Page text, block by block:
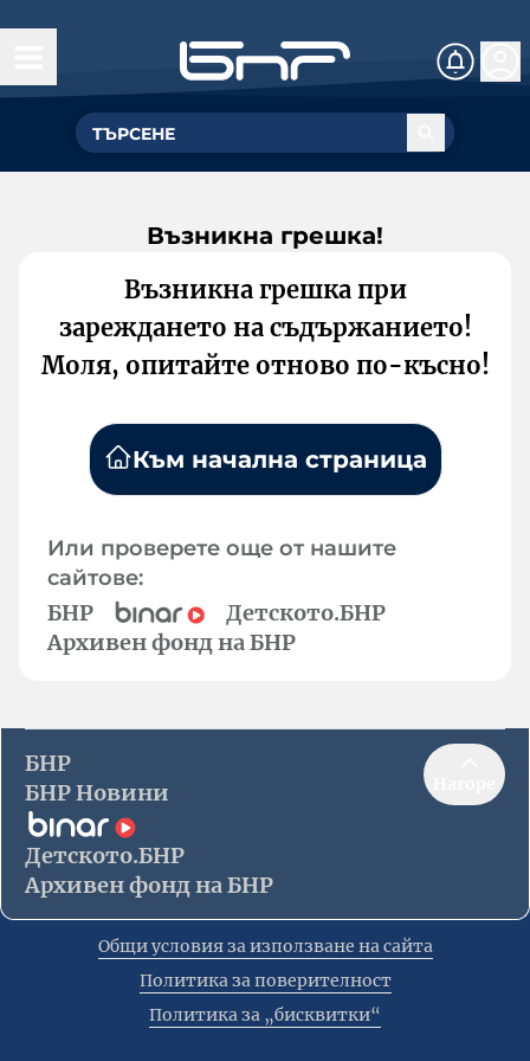
Възникна грешка!
Възникна грешка при
зареждането на съдържанието!
Моля, опитайте отново по-късно!
Към начална страница
Или проверете още от нашите
сайтове:
БНР
Детското.БНР
Архивен фонд на БНР
БНР
БНР Новини
Детското.БНР
Архивен фонд на БНР
Общи условия за използване на сайта
Политика за поверителност
Политика за „бисквитки“